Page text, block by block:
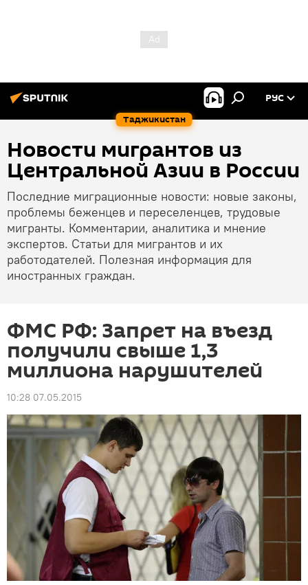
Таджикистан
РУС
Новости мигрантов из
Центральной Азии в России
Последние миграционные новости: новые законы,
проблемы беженцев и переселенцев, трудовые
мигранты. Комментарии, аналитика и мнение
экспертов. Статьи для мигрантов и их
работодателей. Полезная информация для
иностранных граждан.
ФМС РФ: Запрет на въезд
получили свыше 1,3
миллиона нарушителей
10:28 07.05.2015